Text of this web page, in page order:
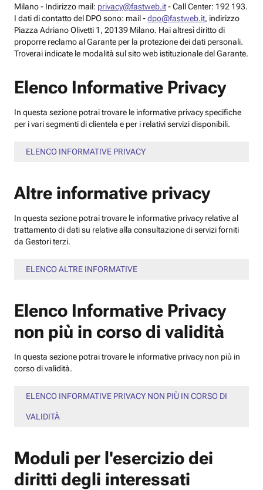
Milano - Indirizzo mail: privacy@fastweb.it- Call Center: 192 193.
I dati di contatto del DPO sono: mail -dpo@fastweb.it, indirizzo
Piazza Adriano Olivetti 1, 20139 Milano. Hai altresì diritto di
proporre reclamo al Garante per la protezione dei dati personali.
Troverai indicate le modalità sul sito web istituzionale del Garante.
Elenco Informative Privacy
In questa sezione potrai trovare le informative privacy specifiche
per i vari segmenti di clientela e per i relativi servizi disponibili.
ELENCO INFORMATIVE PRIVACY
Altre informative privacy
In questa sezione potrai trovare le informative privacy relative al
trattamento di dati su relative alla consultazione di servizi forniti
da Gestori terzi.
ELENCO ALTRE INFORMATIVE
Elenco Informative Privacy
non più in corso di validità
In questa sezione potrai trovare le informative privacy non più in
corso di validità.
ELENCO INFORMATIVE PRIVACY NON PIÙ IN CORSO DI
VALIDITÀ
Moduli per l'esercizio dei
diritti degli interessati